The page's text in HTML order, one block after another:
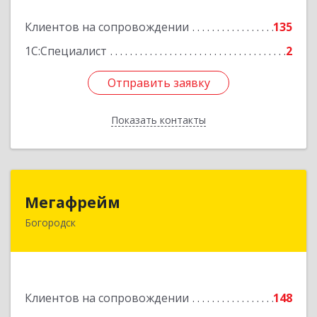
Клиентов на сопровождении
135
1С:Специалист
2
Отправить заявку
Показать контакты
Отправить заявку
Назад
Мегафрейм
Богородск
Клиентов на сопровождении
148
607600, Нижегородская обл, Богородск г,